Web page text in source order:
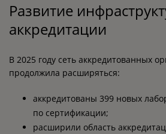
Развитие
аккредитации
В 2025 году сеть аккредитованных
продолжила расширяться:
аккредитованы 399 новых
по сертификации;
расширили область